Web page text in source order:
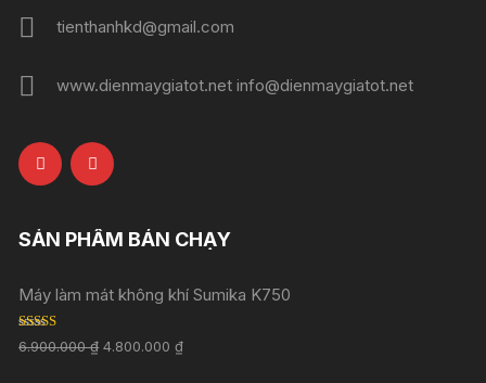
tienthanhkd@gmail.com
www.dienmaygiatot.net info@dienmaygiatot.net
SẢN PHẨM BÁN CHẠY
Máy làm mát không khí Sumika K750
Rated 5.00
out of 5
6.900.000₫ 4.800.000₫